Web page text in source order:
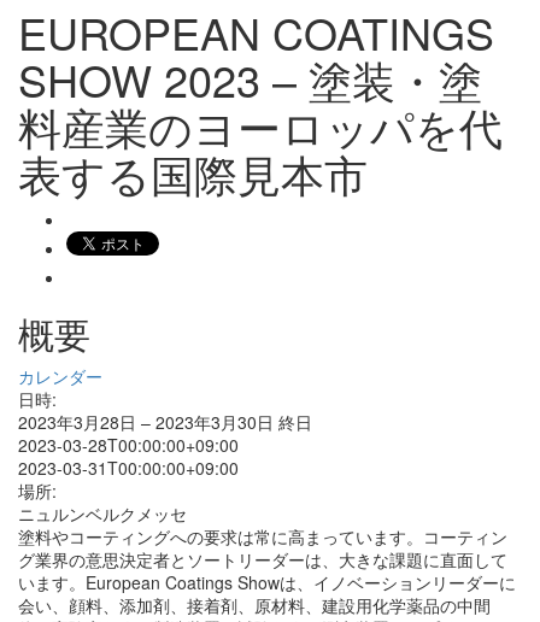
EUROPEAN COATINGS
SHOW 2023 – 塗装・塗
料産業のヨーロッパを代
表する国際見本市
概要
カレンダー
日時:
2023年3月28日 – 2023年3月30日 終日
2023-03-28T00:00:00+09:00
2023-03-31T00:00:00+09:00
場所:
ニュルンベルクメッセ
塗料やコーティングへの要求は常に高まっています。コーティン
グ業界の意思決定者とソートリーダーは、大きな課題に直面して
います。European Coatings Showは、イノベーションリーダーに
会い、顔料、添加剤、接着剤、原材料、建設用化学薬品の中間